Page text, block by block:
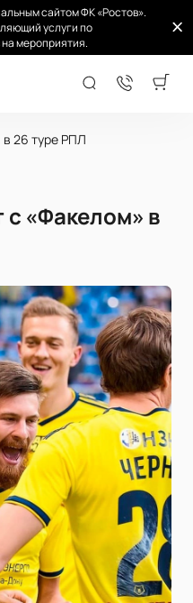
сайтом ФК «Ростов».
услуги по
мероприятия.
26 туре РПЛ
с «Факелом» в